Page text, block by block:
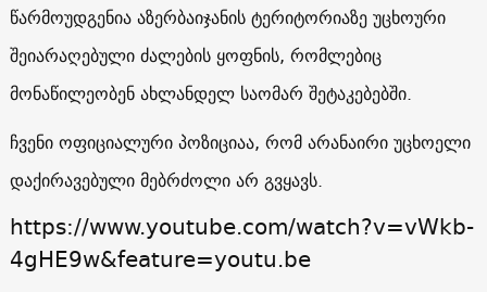
წარმოუდგენია აზერბაიჯანის ტერიტორიაზე უცხოური
შეიარაღებული ძალების ყოფნის, რომლებიც
მონაწილეობენ ახლანდელ საომარ შეტაკებებში.
ჩვენი ოფიციალური პოზიციაა, რომ არანაირი უცხოელი
დაქირავებული მებრძოლი არ გვყავს.
https://www.youtube.com/watch?v=vWkb-
4gHE9w&feature=youtu.be